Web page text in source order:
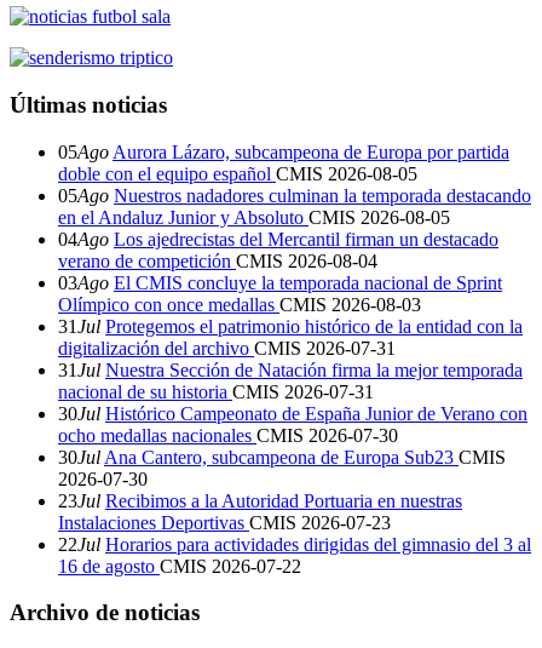
Últimas noticias
05Ago Aurora Lázaro, subcampeona de Europa por partida
doble con el equipo español CMIS 2026-08-05
05Ago Nuestros nadadores culminan la temporada destacando
en el Andaluz Junior y Absoluto CMIS 2026-08-05
04Ago Los ajedrecistas del Mercantil firman un destacado
verano de competición CMIS 2026-08-04
03Ago El CMIS concluye la temporada nacional de Sprint
Olímpico con once medallas CMIS 2026-08-03
31Jul Protegemos el patrimonio histórico de la entidad con la
digitalización del archivo CMIS 2026-07-31
31Jul Nuestra Sección de Natación firma la mejor temporada
nacional de su historia CMIS 2026-07-31
30Jul Histórico Campeonato de España Junior de Verano con
ocho medallas nacionales CMIS 2026-07-30
30Jul Ana Cantero, subcampeona de Europa Sub23 CMIS
2026-07-30
23Jul Recibimos a la Autoridad Portuaria en nuestras
Instalaciones Deportivas CMIS 2026-07-23
22Jul Horarios para actividades dirigidas del gimnasio del 3 al
16 de agosto CMIS 2026-07-22
Archivo de noticias